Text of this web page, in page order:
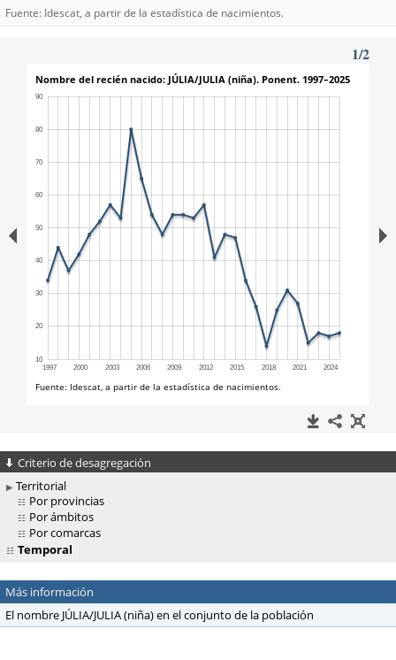
Fuente: Idescat, a partir de la estadística de nacimientos.
Criterio de desagregación
Territorial
Por provincias
Por ámbitos
Por comarcas
Temporal
Más información
El nombre JÚLIA/JULIA (niña) en el conjunto de la población